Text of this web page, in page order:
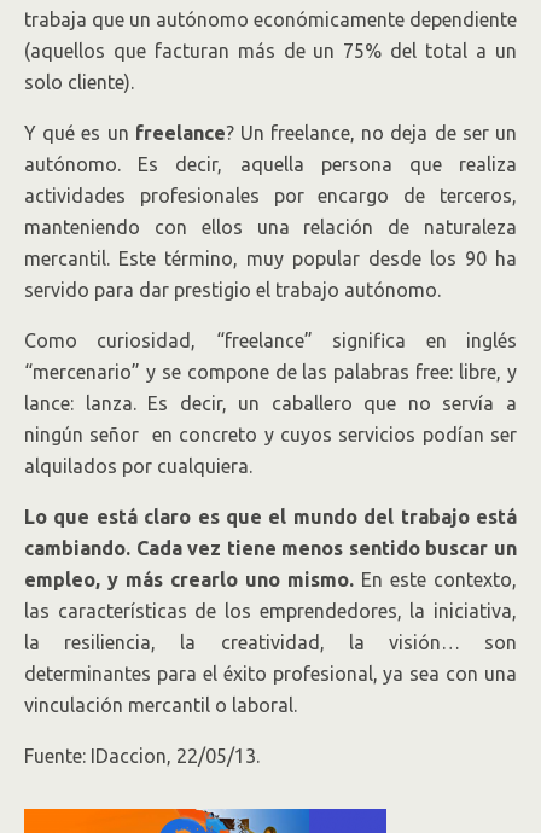
trabaja que un autónomo económicamente dependiente
(aquellos que facturan más de un 75% del total a un
solo cliente).
Y qué es un freelance? Un freelance, no deja de ser un
autónomo. Es decir, aquella persona que realiza
actividades profesionales por encargo de terceros,
manteniendo con ellos una relación de naturaleza
mercantil. Este término, muy popular desde los 90 ha
servido para dar prestigio el trabajo autónomo.
Como curiosidad, “freelance” significa en inglés
“mercenario” y se compone de las palabras free: libre, y
lance: lanza. Es decir, un caballero que no servía a
ningún señor en concreto y cuyos servicios podían ser
alquilados por cualquiera.
Lo que está claro es que el mundo del trabajo está
cambiando. Cada vez tiene menos sentido buscar un
empleo, y más crearlo uno mismo. En este contexto,
las características de los emprendedores, la iniciativa,
la resiliencia, la creatividad, la visión… son
determinantes para el éxito profesional, ya sea con una
vinculación mercantil o laboral.
Fuente: IDaccion, 22/05/13.